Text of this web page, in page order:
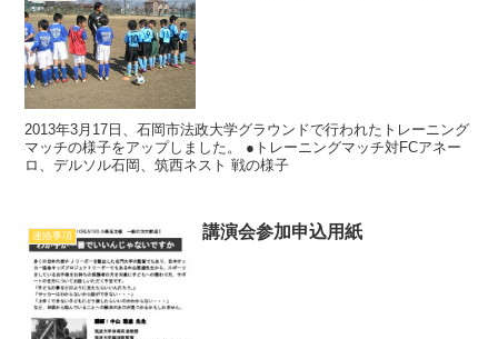
2013年3月17日、石岡市法政大学グラウンドで行われたトレーニング
マッチの様子をアップしました。 ●トレーニングマッチ対FCアネー
ロ、デルソル石岡、筑西ネスト 戦の様子
連絡事項 講演会参加申込用紙